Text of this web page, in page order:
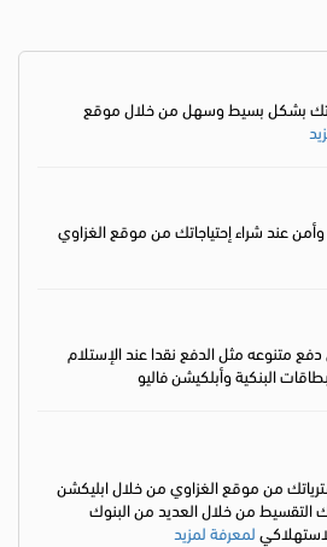
بشكل بسيط وسهل من خلال موقع
عند شراء إحتياجاتك من موقع الغزاوي
متنوعه مثل الدفع نقدا عند الإستلام
البنكية وأبلكيشن فاليو
من موقع الغزاوي من خلال ابليكشن
التقسيط من خلال العديد من البنوك
لمعرفة لمزيد